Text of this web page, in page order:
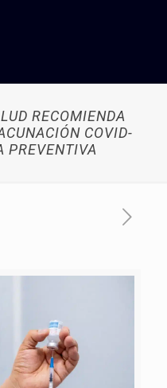
RECOMIENDA
COVID-
PREVENTIVA